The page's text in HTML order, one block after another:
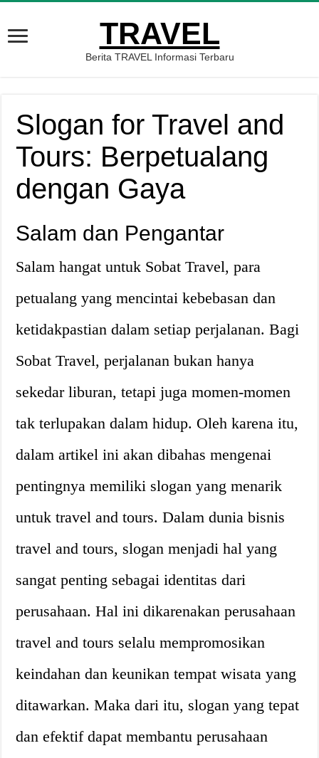
TRAVEL
Berita TRAVEL Informasi Terbaru
Slogan for Travel and
Tours: Berpetualang
dengan Gaya
Salam dan Pengantar
Salam hangat untuk Sobat Travel, para
petualang yang mencintai kebebasan dan
ketidakpastian dalam setiap perjalanan. Bagi
Sobat Travel, perjalanan bukan hanya
sekedar liburan, tetapi juga momen-momen
tak terlupakan dalam hidup. Oleh karena itu,
dalam artikel ini akan dibahas mengenai
pentingnya memiliki slogan yang menarik
untuk travel and tours. Dalam dunia bisnis
travel and tours, slogan menjadi hal yang
sangat penting sebagai identitas dari
perusahaan. Hal ini dikarenakan perusahaan
travel and tours selalu mempromosikan
keindahan dan keunikan tempat wisata yang
ditawarkan. Maka dari itu, slogan yang tepat
dan efektif dapat membantu perusahaan